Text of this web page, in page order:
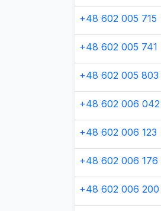
+48 602 005 715
+48 602 005 741
+48 602 005 803
+48 602 006 042
+48 602 006 123
+48 602 006 176
+48 602 006 200